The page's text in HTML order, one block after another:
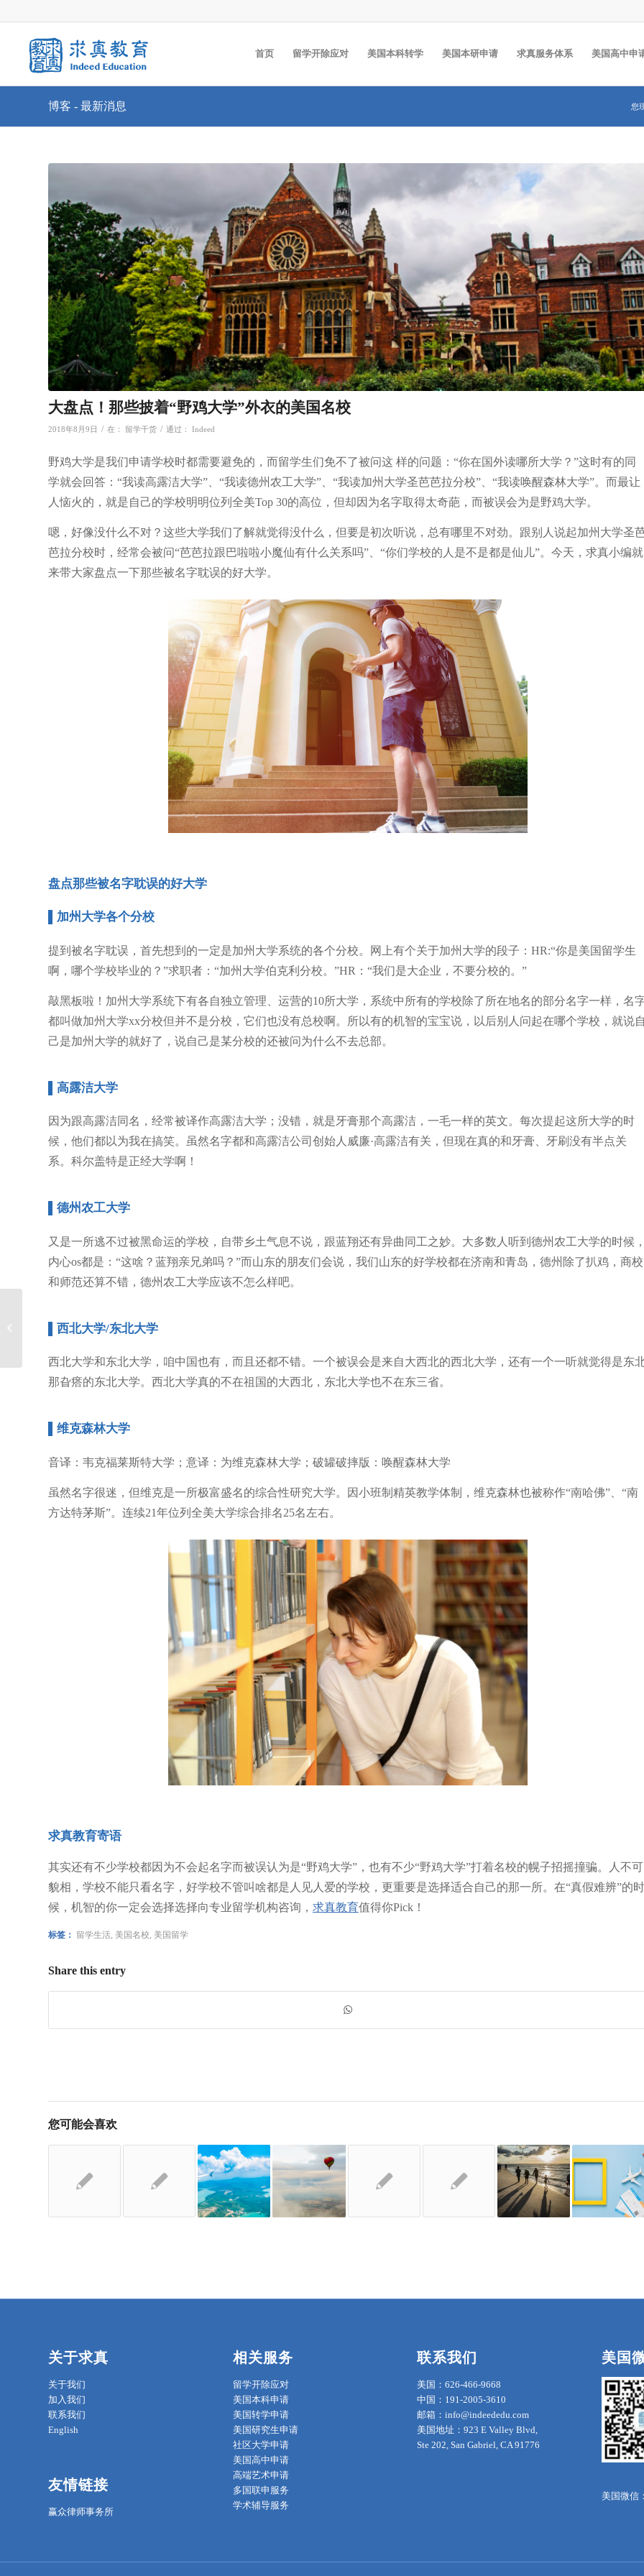
首页 留学开除应对 美国本科转学 美国本研申请 求真服务体系 美国高中申
博客 - 最新消息 您
大盘点！那些披着“野鸡大学”外衣的美国名校
2018年8月9日 / 在： 留学干货 / 通过： Indeed
野鸡大学是我们申请学校时都需要避免的，而留学生们免不了被问这 样的问题：“你在国外读哪所大学？”这时有的同
学就会回答：“我读高露洁大学”、“我读德州农工大学”、“我读加州大学圣芭芭拉分校”、“我读唤醒森林大学”。而最让
人恼火的，就是自己的学校明明位列全美Top 30的高位，但却因为名字取得太奇葩，而被误会为是野鸡大学。
嗯，好像没什么不对？这些大学我们了解就觉得没什么，但要是初次听说，总有哪里不对劲。跟别人说起加州大学圣
芭拉分校时，经常会被问“芭芭拉跟巴啦啦小魔仙有什么关系吗”、“你们学校的人是不是都是仙儿”。今天，求真小编就
来带大家盘点一下那些被名字耽误的好大学。
盘点那些被名字耽误的好大学
▌加州大学各个分校
提到被名字耽误，首先想到的一定是加州大学系统的各个分校。网上有个关于加州大学的段子：HR:“你是美国留学生
啊，哪个学校毕业的？”求职者：“加州大学伯克利分校。”HR：“我们是大企业，不要分校的。”
敲黑板啦！加州大学系统下有各自独立管理、运营的10所大学，系统中所有的学校除了所在地名的部分名字一样，名
都叫做加州大学xx分校但并不是分校，它们也没有总校啊。所以有的机智的宝宝说，以后别人问起在哪个学校，就说
己是加州大学的就好了，说自己是某分校的还被问为什么不去总部。
▌高露洁大学
因为跟高露洁同名，经常被译作高露洁大学；没错，就是牙膏那个高露洁，一毛一样的英文。每次提起这所大学的时
候，他们都以为我在搞笑。虽然名字都和高露洁公司创始人威廉·高露洁有关，但现在真的和牙膏、牙刷没有半点关
系。科尔盖特是正经大学啊！
▌德州农工大学
又是一所逃不过被黑命运的学校，自带乡土气息不说，跟蓝翔还有异曲同工之妙。大多数人听到德州农工大学的时候
内心os都是：“这啥？蓝翔亲兄弟吗？”而山东的朋友们会说，我们山东的好学校都在济南和青岛，德州除了扒鸡，商校
和师范还算不错，德州农工大学应该不怎么样吧。
▌西北大学/东北大学
西北大学和东北大学，咱中国也有，而且还都不错。一个被误会是来自大西北的西北大学，还有一个一听就觉得是东
那旮瘩的东北大学。西北大学真的不在祖国的大西北，东北大学也不在东三省。
▌维克森林大学
音译：韦克福莱斯特大学；意译：为维克森林大学；破罐破摔版：唤醒森林大学
虽然名字很迷，但维克是一所极富盛名的综合性研究大学。因小班制精英教学体制，维克森林也被称作“南哈佛”、“南
方达特茅斯”。连续21年位列全美大学综合排名25名左右。
求真教育寄语
其实还有不少学校都因为不会起名字而被误认为是“野鸡大学”，也有不少“野鸡大学”打着名校的幌子招摇撞骗。人不可
貌相，学校不能只看名字，好学校不管叫啥都是人见人爱的学校，更重要是选择适合自己的那一所。在“真假难辨”的时
候，机智的你一定会选择选择向专业留学机构咨询， 求真教育值得你Pick！
标签： 留学生活, 美国名校, 美国留学
Share this entry
您可能会喜欢
关于求真
关于我们
加入我们
联系我们
English
友情链接
赢众律师事务所
相关服务
留学开除应对
美国本科申请
美国转学申请
美国研究生申请
社区大学申请
美国高中申请
高端艺术申请
多国联申服务
学术辅导服务
联系我们
美国：626-466-9668
中国：191-2005-3610
邮箱：info@indeededu.com
美国地址：923 E Valley Blvd,
Ste 202, San Gabriel, CA 91776
美国
美国微信
那些年，我们交的大学
申请费都去哪儿了？